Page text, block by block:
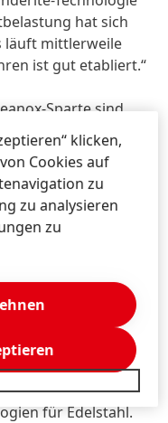
hat sich
läuft mittlerweile
ist gut etabliert.“
Sparte sind
Sie machen die
und nachhaltiger.
erfüllen viele
den im
Schlamm zu
C-CP-Produkte
Anlagen
und ihren
reduzieren.
sind seit den
waren die Antwort
nach
für Edelstahl.
klicken,
Cookies auf
zu
zu analysieren
zu